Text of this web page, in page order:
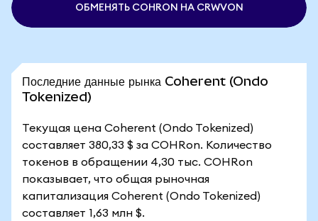
ОБМЕНЯТЬ COHRON НА CRWVON
Последние данные рынка Coherent (Ondo
Tokenized)
Текущая цена Coherent (Ondo Tokenized)
составляет 380,33 $ за COHRon. Количество
токенов в обращении 4,30 тыс. COHRon
показывает, что общая рыночная
капитализация Coherent (Ondo Tokenized)
составляет 1,63 млн $.